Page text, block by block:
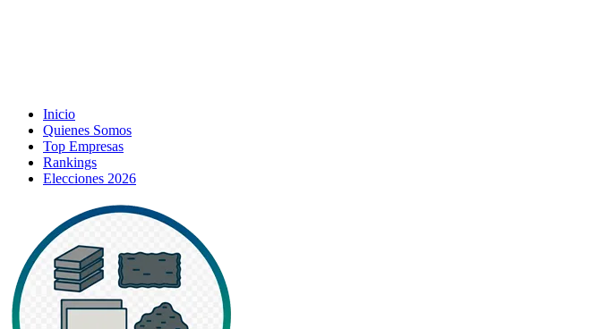
Inicio
Quienes Somos
Top Empresas
Rankings
Elecciones 2026